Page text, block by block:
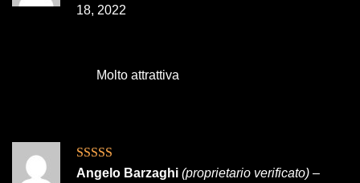
5
18, 2022
Molto attrattiva
Valutato 5su
Angelo Barzaghi (proprietario verificato) –